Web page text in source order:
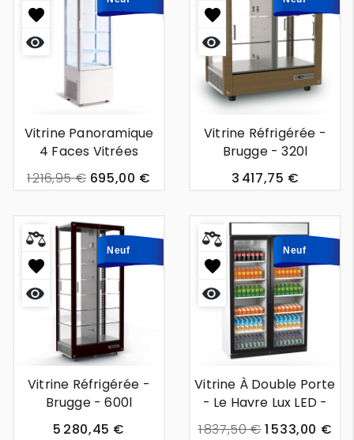
Vitrine Panoramique
4 Faces Vitrées
D'occasion- 235L
1 216,95 € 695,00 €
Vitrine Réfrigérée -
Brugge - 320l
3 417,75 €
Neuf
Vitrine Réfrigérée -
Brugge - 600l
5 280,45 €
Neuf
Vitrine À Double Porte
- Le Havre Lux LED -
1m13
1 837,50 € 1 533,00 €